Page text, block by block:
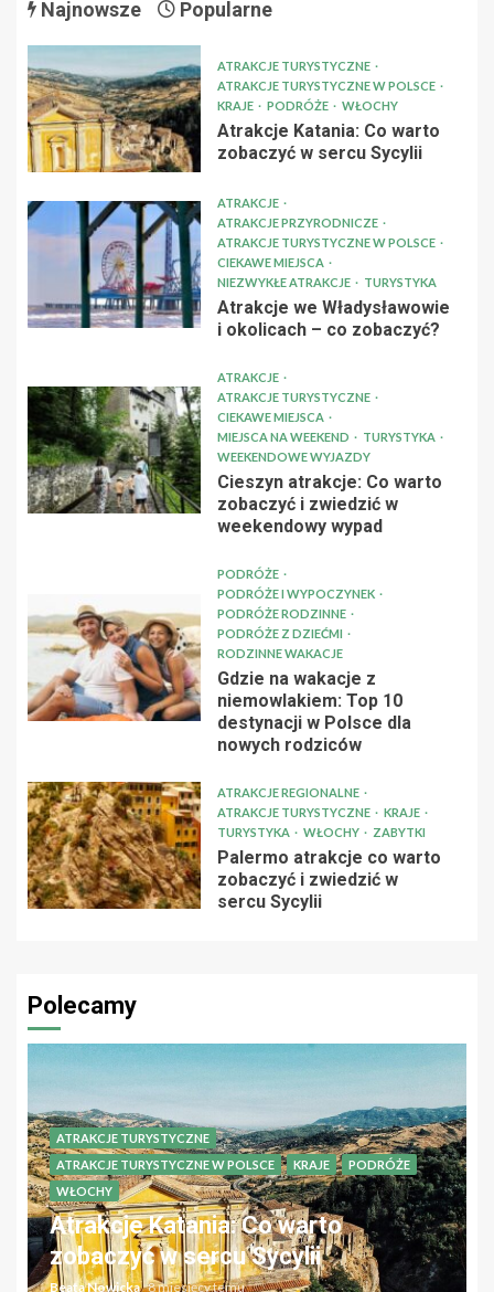
Najnowsze Popularne
ATRAKCJE TURYSTYCZNE
ATRAKCJE TURYSTYCZNE W POLSCE
KRAJE
PODRÓŻE WŁOCHY
Atrakcje Katania: Co warto
zobaczyć w sercu Sycylii
ATRAKCJE
ATRAKCJE PRZYRODNICZE
ATRAKCJE TURYSTYCZNE W POLSCE
CIEKAWE MIEJSCA
NIEZWYKŁE ATRAKCJE
TURYSTYKA
Atrakcje we Władysławowie
i okolicach – co zobaczyć?
ATRAKCJE
ATRAKCJE TURYSTYCZNE
CIEKAWE MIEJSCA
MIEJSCA NA WEEKEND
TURYSTYKA
WEEKENDOWE WYJAZDY
Cieszyn atrakcje: Co warto
zobaczyć i zwiedzić w
weekendowy wypad
PODRÓŻE
PODRÓŻE I WYPOCZYNEK
PODRÓŻE RODZINNE
PODRÓŻE Z DZIEĆMI
RODZINNE WAKACJE
Gdzie na wakacje z
niemowlakiem: Top 10
destynacji w Polsce dla
nowych rodziców
ATRAKCJE REGIONALNE
ATRAKCJE TURYSTYCZNE
KRAJE
TURYSTYKA
WŁOCHY ZABYTKI
Palermo atrakcje co warto
zobaczyć i zwiedzić w
sercu Sycylii
Polecamy
ATRAKCJE TURYSTYCZNE
ATRAKCJE TURYSTYCZNE W POLSCE
KRAJE
PODRÓŻE
WŁOCHY
Atrakcje Katania: Co warto
zobaczyć w sercu Sycylii
Beata Nowicka 8 miesięcy temu